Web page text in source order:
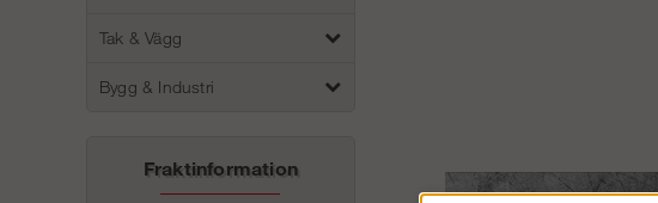
Tak & Vägg
Bygg & Industri
Fraktinformation